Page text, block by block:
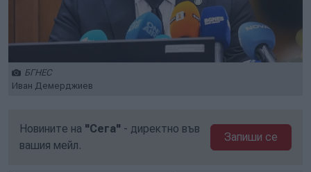
БГНЕС
Иван Демерджиев
Новините на "Сега" - директно във
вашия мейл.
Запиши се